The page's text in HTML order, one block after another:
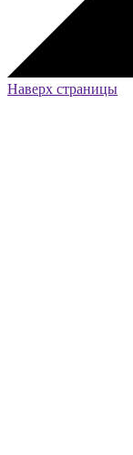
Наверх страницы